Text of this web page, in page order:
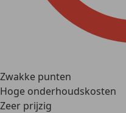
Zwakke punten
Hoge onderhoudskosten
Zeer prijzig